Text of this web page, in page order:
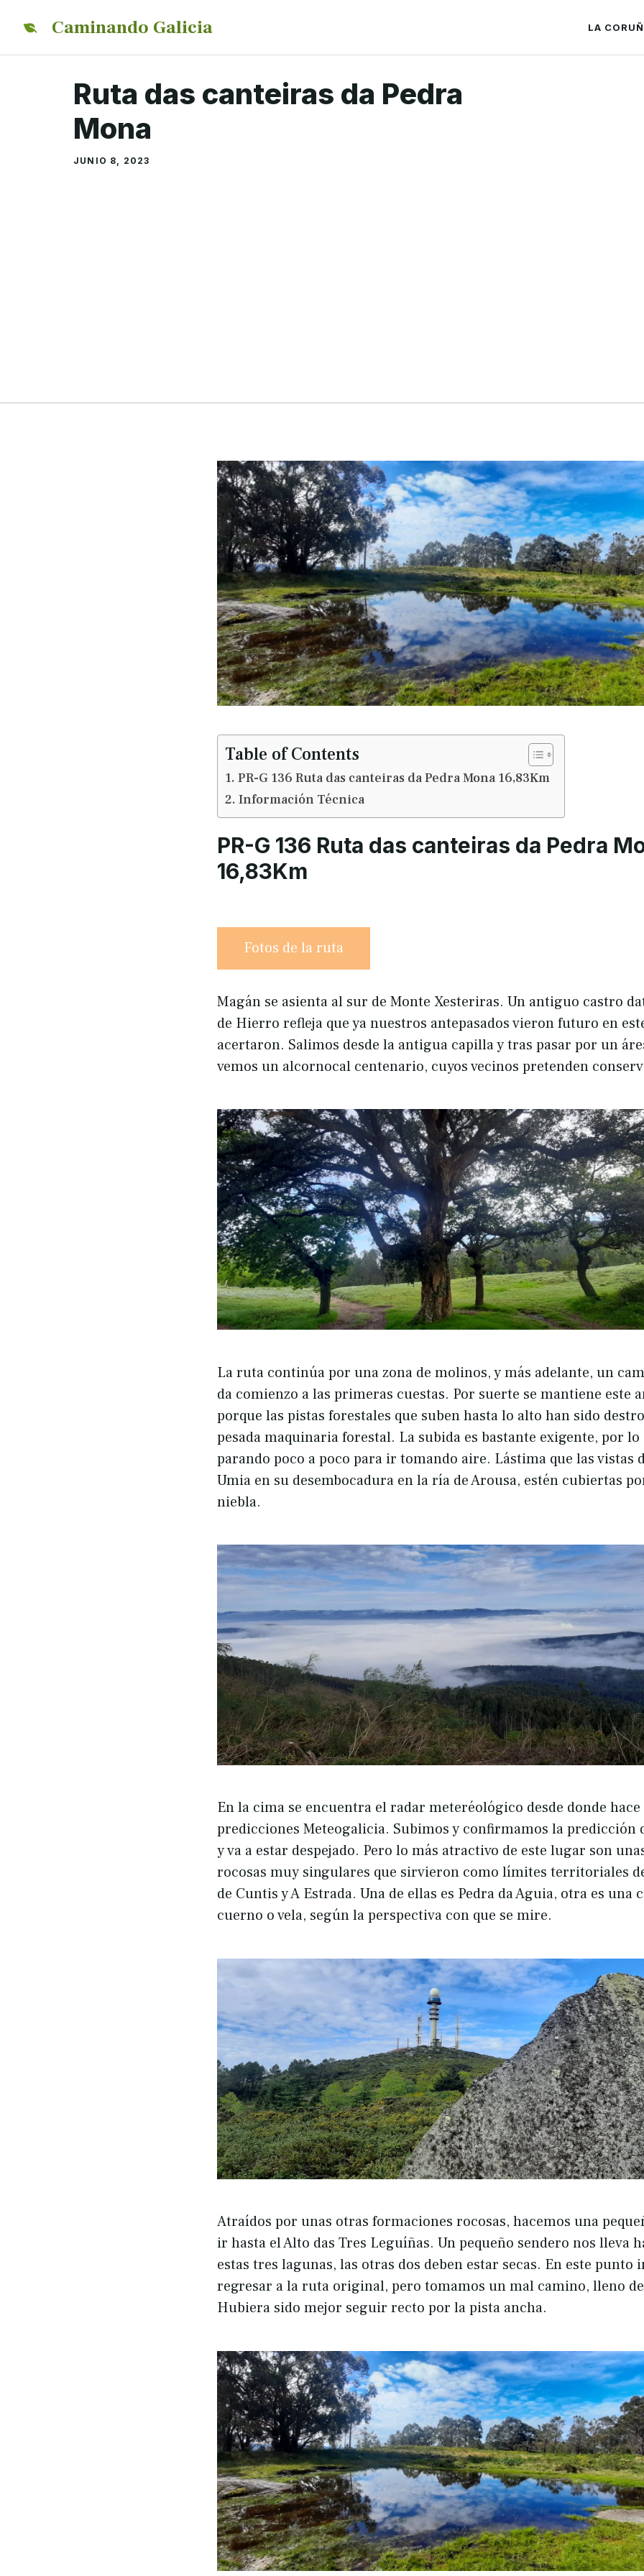
contenido
Caminando Galicia LA
Ruta das canteiras da Pedra
Mona
JUNIO 8, 2023
Table of Contents
PR-G 136 Ruta das canteiras da Pedra Mona 16,83Km
Información Técnica
PR-G 136 Ruta das canteiras da Pedra
16,83Km
Fotos de la ruta
Magán se asienta al sur de Monte Xesteriras. Un antiguo castro
de Hierro refleja que ya nuestros antepasados vieron futuro en
acertaron. Salimos desde la antigua capilla y tras pasar por un
vemos un alcornocal centenario, cuyos vecinos pretenden
La ruta continúa por una zona de molinos, y más adelante, un
da comienzo a las primeras cuestas. Por suerte se mantiene este
porque las pistas forestales que suben hasta lo alto han sido
pesada maquinaria forestal. La subida es bastante exigente, por
parando poco a poco para ir tomando aire. Lástima que las vistas
Umia en su desembocadura en la ría de Arousa, estén cubiertas
niebla.
En la cima se encuentra el radar meteréológico desde donde hace
predicciones Meteogalicia. Subimos y confirmamos la predicción
y va a estar despejado. Pero lo más atractivo de este lugar son
rocosas muy singulares que sirvieron como límites territoriales
de Cuntis y A Estrada. Una de ellas es Pedra da Aguia, otra es una
cuerno o vela, según la perspectiva con que se mire.
Atraídos por unas otras formaciones rocosas, hacemos una
ir hasta el Alto das Tres Leguíñas. Un pequeño sendero nos lleva
estas tres lagunas, las otras dos deben estar secas. En este punto
regresar a la ruta original, pero tomamos un mal camino, lleno
Hubiera sido mejor seguir recto por la pista ancha.